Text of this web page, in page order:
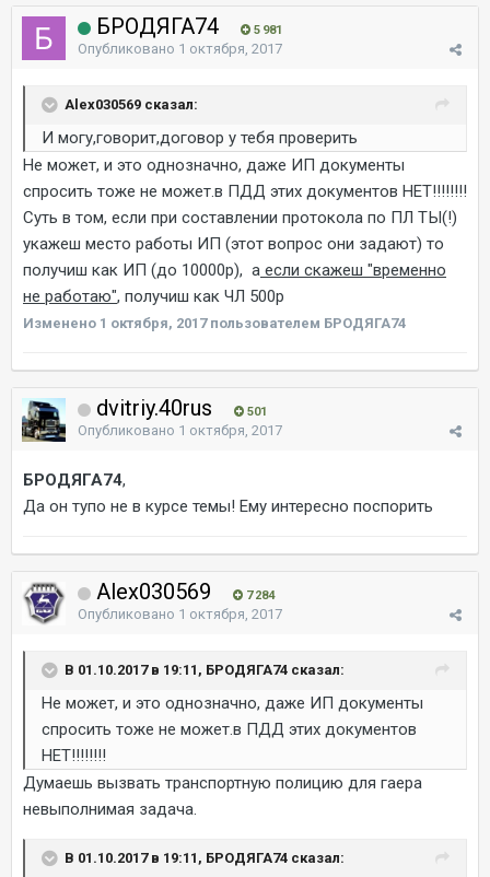
БРОДЯГА74 5 981
Опубликовано 1 октября, 2017
Alex030569 сказал:
И могу,говорит,договор у тебя проверить
Не может, и это однозначно, даже ИП документы
спросить тоже не может.в ПДД этих документов НЕТ!!!!!!!!
Суть в том, если при составлении протокола по ПЛ ТЫ(!)
укажеш место работы ИП (этот вопрос они задают) то
получиш как ИП (до 10000р), а если скажеш "временно
не работаю", получиш как ЧЛ 500р
Изменено 1 октября, 2017пользователем БРОДЯГА74
dvitriy.40rus 501
Опубликовано 1 октября, 2017
БРОДЯГА74,
Да он тупо не в курсе темы! Ему интересно поспорить
Alex030569 7 284
Опубликовано 1 октября, 2017
В 01.10.2017 в 19:11, БРОДЯГА74 сказал:
Не может, и это однозначно, даже ИП документы
спросить тоже не может.в ПДД этих документов
НЕТ!!!!!!!!
Думаешь вызвать транспортную полицию для гаера
невыполнимая задача.
В 01.10.2017 в 19:11, БРОДЯГА74 сказал: